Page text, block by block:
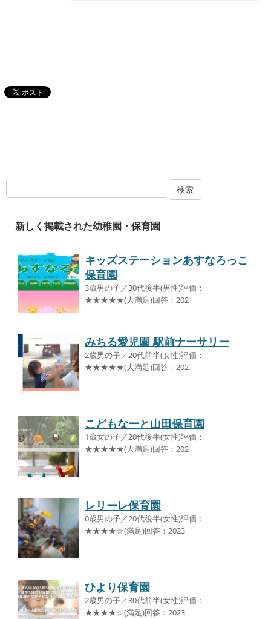
検索
新しく掲載された幼稚園・保育園
キッズステーションあすなろっこ
保育園
3歳男の子／30代後半(男性)評価：
★★★★★(大満足)回答：202
みちる愛児園 駅前ナーサリー
2歳男の子／20代前半(女性)評価：
★★★★★(大満足)回答：202
こどもなーと山田保育園
1歳女の子／20代後半(女性)評価：
★★★★★(大満足)回答：202
レリーレ保育園
0歳男の子／20代後半(女性)評価：
★★★★☆(満足)回答：2023
ひより保育園
2歳男の子／30代前半(女性)評価：
★★★★☆(満足)回答：2023